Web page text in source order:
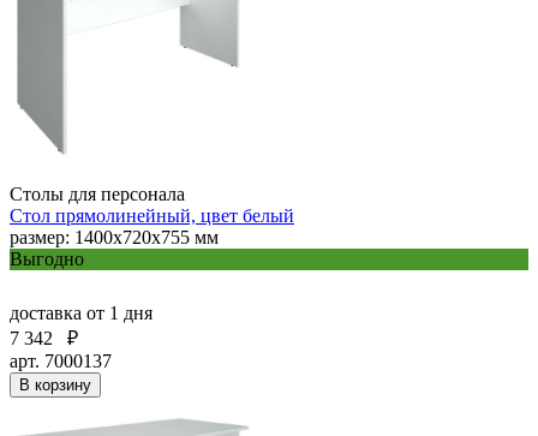
Столы для персонала
Стол прямолинейный, цвет белый
размер: 1400х720х755 мм
Выгодно
доставка от 1 дня
7 342
₽
арт. 7000137
В корзину